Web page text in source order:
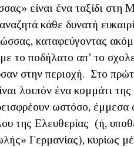
είναι ένα ταξίδι στη
κάθε δυνατή
καταφεύγοντας
το ποδήλατο απ’ το
στην περιοχή. Στο
λοιπόν ένα κομμάτι της
ωστόσο,
της Ελευθερίας (ή,
Γερμανίας), κυρίως